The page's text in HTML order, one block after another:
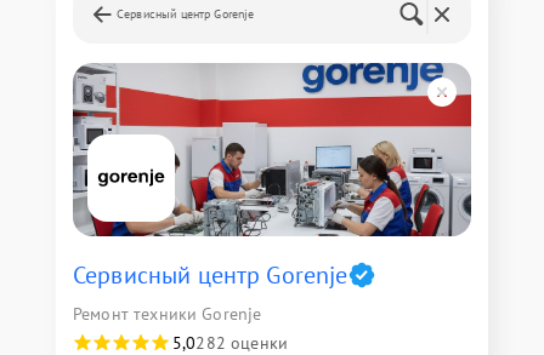
Сервисный центр Gorenje
Сервисный центр Gorenje
Ремонт техники Gorenje
5,0282 оценки